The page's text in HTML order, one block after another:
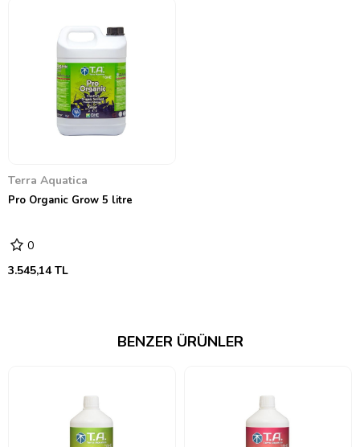
Terra Aquatica
Pro Organic Grow 5 litre
0
3.545,14 TL
BENZER ÜRÜNLER